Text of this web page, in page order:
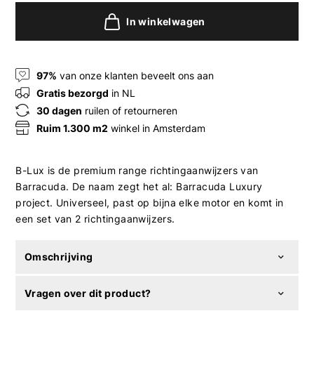
In winkelwagen
97% van onze klanten beveelt ons aan
Gratis bezorgd in NL
30 dagen ruilen of retourneren
Ruim 1.300 m2 winkel in Amsterdam
B-Lux is de premium range richtingaanwijzers van
Barracuda. De naam zegt het al: Barracuda Luxury
project. Universeel, past op bijna elke motor en komt in
een set van 2 richtingaanwijzers.
Omschrijving
Vragen over dit product?